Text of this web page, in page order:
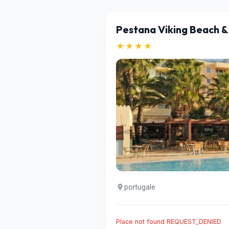
Pestana Viking Beach
★★★★
portugale
Place not found REQUEST_DENIED